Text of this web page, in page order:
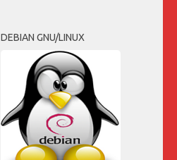
DEBIAN GNU/LINUX